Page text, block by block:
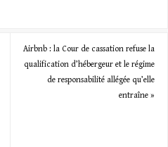
Airbnb : la Cour de cassation refuse la
qualification d’hébergeur et le régime
de responsabilité allégée qu’elle
entraîne»